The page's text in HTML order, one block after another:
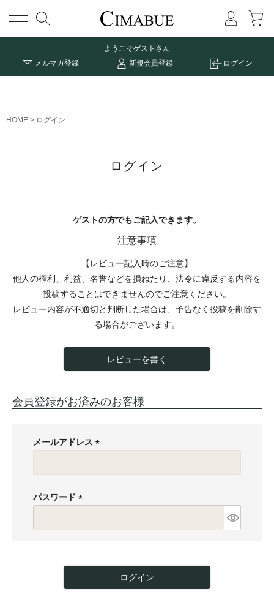
メニュー
ようこそゲストさん
メルマガ登録
新規会員登録 ログイン
HOME ログイン
ログイン
ゲストの方でもご記入できます。
注意事項
【レビュー記入時のご注意】
他人の権利、利益、名誉などを損ねたり、法令に違反する内容を
投稿することはできませんのでご注意ください。
レビュー内容が不適切と判断した場合は、予告なく投稿を削除す
る場合がございます。
レビューを書く
会員登録がお済みのお客様
メールアドレス
必
)
パスワード
必
ログイン